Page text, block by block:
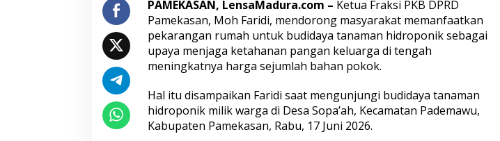
a
M
a
n
f
a
t
k
a
PAMEKASAN, LensaMadura.com – Ketua Fraksi PKB DPRD
Pamekasan, Moh Faridi, mendorong masyarakat memanfaatkan
pekarangan rumah untuk budidaya tanaman hidroponik sebagai
upaya menjaga ketahanan pangan keluarga di tengah
meningkatnya harga sejumlah bahan pokok.
Hal itu disampaikan Faridi saat mengunjungi budidaya tanaman
hidroponik milik warga di Desa Sopa’ah, Kecamatan Pademawu,
Kabupaten Pamekasan, Rabu, 17 Juni 2026.